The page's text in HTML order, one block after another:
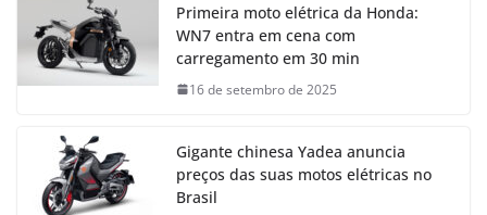
Primeira moto elétrica da Honda:
WN7 entra em cena com
carregamento em 30 min
16 de setembro de 2025
Gigante chinesa Yadea anuncia
preços das suas motos elétricas no
Brasil